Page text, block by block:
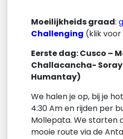
Moeilijkheids graad:
Challenging (klik
Eerste dag: Cusco –
Challacancha-
Humantay)
We halen je op, bij je
4:30 Am en rijden per
Mollepata. We starten
mooie route via de